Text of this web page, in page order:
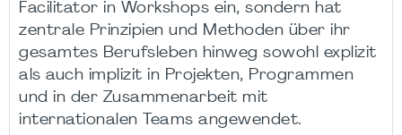
Facilitator in Workshops ein, sondern hat
zentrale Prinzipien und Methoden über ihr
gesamtes Berufsleben hinweg sowohl explizit
als auch implizit in Projekten, Programmen
und in der Zusammenarbeit mit
internationalen Teams angewendet.